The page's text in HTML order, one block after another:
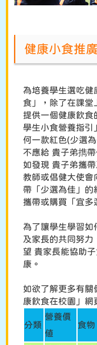
健康小食推
為培養學生選吃健
食」，除了在課堂
提供一個健康飲食
學生小食營養指引
何一款紅色(少選
不應給 貴子弟擕
如發現 貴子弟攜
教師或倡健大使會
帶「少選為佳」的
攜帶或購買「宜多
為了讓學生學習如
及家長的共同努力
望 貴家長能協助
康。
如欲了解更多有關
康飲食在校園」網
分類
營養價
值
食物